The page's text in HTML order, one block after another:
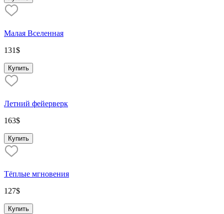
Малая Вселенная
131$
Купить
Летний фейерверк
163$
Купить
Тёплые мгновения
127$
Купить